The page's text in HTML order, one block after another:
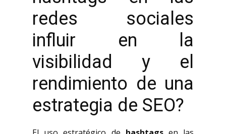
redes sociales
influir en la
visibilidad y el
rendimiento de una
estrategia de SEO?